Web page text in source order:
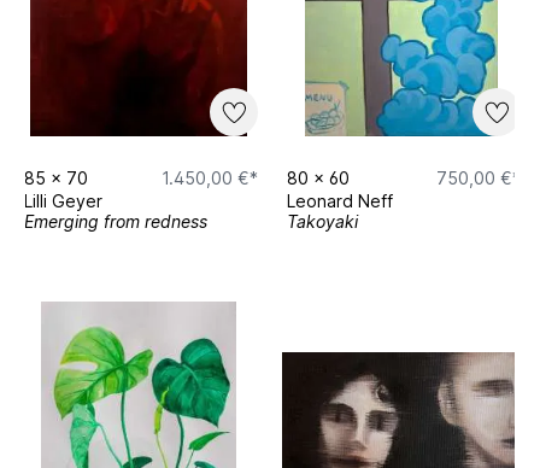
85 x 70
1.450,00 €*
Lilli Geyer
Emerging from redness
80 x 60
750,00 €*
Leonard Neff
Takoyaki